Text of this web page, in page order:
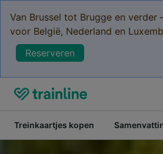
Van Brussel tot Brugge en verder
voor België, Nederland en
Reserveren
Treinkaartjes kopen